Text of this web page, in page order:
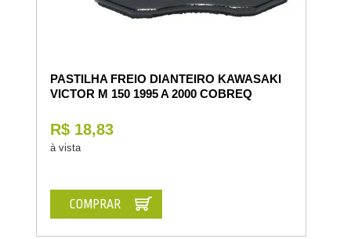
PASTILHA FREIO DIANTEIRO KAWASAKI
VICTOR M 150 1995 A 2000 COBREQ
R$ 18,83
à vista
COMPRAR